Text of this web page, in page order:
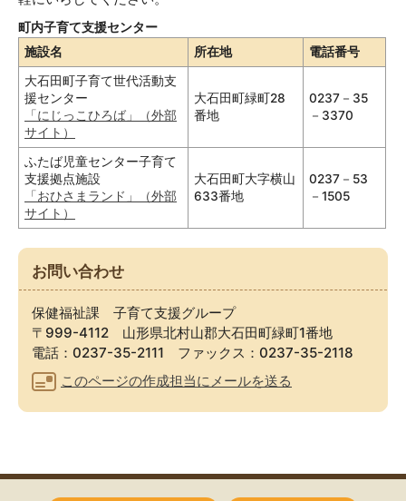
町内子育て支援センター
施設名
所在地
電話番号
大石田町子育て世代活動支
援センター
「にじっこひろば」（外部
サイト）
大石田町緑町28
番地
0237－35
－3370
ふたば児童センター子育て
支援拠点施設
「おひさまランド」（外部
サイト）
大石田町大字横山
633番地
0237－53
－1505
お問い合わせ
保健福祉課 子育て支援グループ
〒999-4112 山形県北村山郡大石田町緑町1番地
電話：0237-35-2111 ファックス：0237-35-2118
このページの作成担当にメールを送る